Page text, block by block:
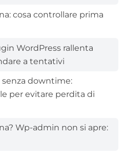
cosa controllare prima
WordPress rallenta
a tentativi
senza downtime:
per evitare perdita di
Wp-admin non si apre: